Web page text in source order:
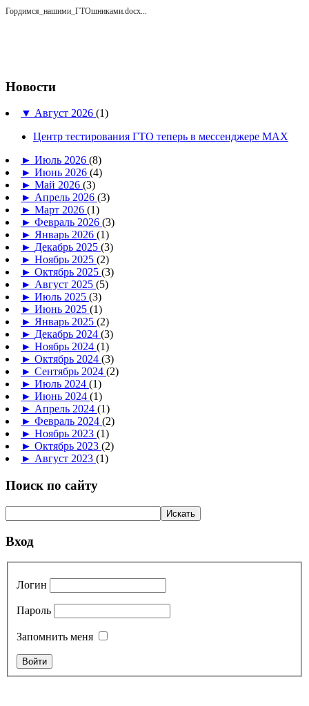
Гордимся_нашими_ГТОшниками.docx...
Новости
▼ Август 2026 (1)
Центр тестирования ГТО теперь в мессенджере MAX
► Июль 2026 (8)
► Июнь 2026 (4)
► Май 2026 (3)
► Апрель 2026 (3)
► Март 2026 (1)
► Февраль 2026 (3)
► Январь 2026 (1)
► Декабрь 2025 (3)
► Ноябрь 2025 (2)
► Октябрь 2025 (3)
► Август 2025 (5)
► Июль 2025 (3)
► Июнь 2025 (1)
► Январь 2025 (2)
► Декабрь 2024 (3)
► Ноябрь 2024 (1)
► Октябрь 2024 (3)
► Сентябрь 2024 (2)
► Июль 2024 (1)
► Июнь 2024 (1)
► Апрель 2024 (1)
► Февраль 2024 (2)
► Ноябрь 2023 (1)
► Октябрь 2023 (2)
► Август 2023 (1)
Поиск по сайту
Вход
Логин
Пароль
Запомнить меня